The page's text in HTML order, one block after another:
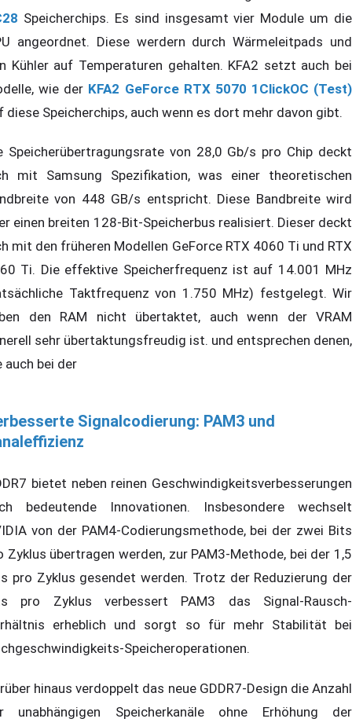
Speicherchips. Es sind insgesamt vier Module um die
angeordnet. Diese werdern durch Wärmeleitpads und
Kühler auf Temperaturen gehalten. KFA2 setzt auch bei
wie der KFA2 GeForce RTX 5070 1ClickOC (Test)
diese Speicherchips, auch wenn es dort mehr davon gibt.
Speicherübertragungsrate von 28,0 Gb/s pro Chip deckt
mit Samsung Spezifikation, was einer theoretischen
von 448 GB/s entspricht. Diese Bandbreite wird
einen breiten 128-Bit-Speicherbus realisiert. Dieser deckt
mit den früheren Modellen GeForce RTX 4060 Ti und RTX
Ti. Die effektive Speicherfrequenz ist auf 14.001 MHz
Taktfrequenz von 1.750 MHz) festgelegt. Wir
den RAM nicht übertaktet, auch wenn der VRAM
sehr übertaktungsfreudig ist. und entsprechen denen,
auch bei der
Signalcodierung: PAM3 und
bietet neben reinen Geschwindigkeitsverbesserungen
bedeutende Innovationen. Insbesondere wechselt
von der PAM4-Codierungsmethode, bei der zwei Bits
Zyklus übertragen werden, zur PAM3-Methode, bei der 1,5
pro Zyklus gesendet werden. Trotz der Reduzierung der
pro Zyklus verbessert PAM3 das Signal-Rausch-
erheblich und sorgt so für mehr Stabilität bei
Speicheroperationen.
hinaus verdoppelt das neue GDDR7-Design die Anzahl
unabhängigen Speicherkanäle ohne Erhöhung der